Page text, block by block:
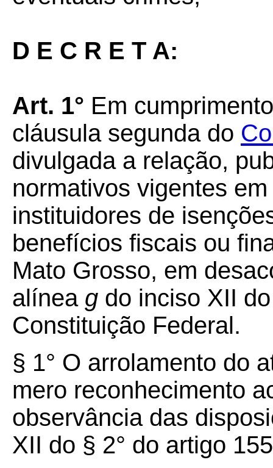
D E C R E T A:
Art. 1° Em
cláusula segunda do
divulgada a relação,
normativos vigentes
instituidores de
benefícios fiscais ou
Mato Grosso, em
alínea g do inciso XII
Constituição Federal.
§ 1° O arrolamento do
mero reconhecimento
observância das
XII do § 2° do artigo